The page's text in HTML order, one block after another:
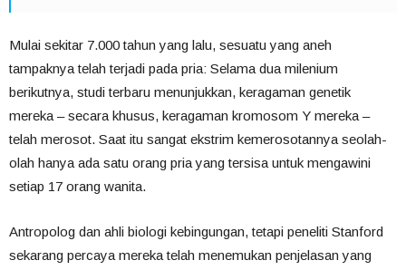
Mulai sekitar 7.000 tahun yang lalu, sesuatu yang aneh
tampaknya telah terjadi pada pria: Selama dua milenium
berikutnya, studi terbaru menunjukkan, keragaman genetik
mereka – secara khusus, keragaman kromosom Y mereka –
telah merosot. Saat itu sangat ekstrim kemerosotannya seolah-
olah hanya ada satu orang pria yang tersisa untuk mengawini
setiap 17 orang wanita.
Antropolog dan ahli biologi kebingungan, tetapi peneliti Stanford
sekarang percaya mereka telah menemukan penjelasan yang